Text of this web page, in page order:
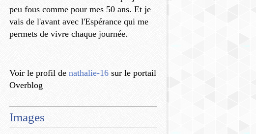
peu fous comme pour mes 50 ans. Et je
vais de l'avant avec l'Espérance qui me
permets de vivre chaque journée.
Voir le profil de nathalie-16 sur le portail
Overblog
Images